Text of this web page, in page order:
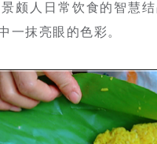
颇人日常饮食的智慧
一抹亮眼的色彩。